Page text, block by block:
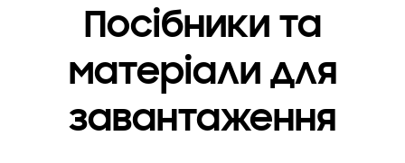
Посібники та
матеріали для
завантаження